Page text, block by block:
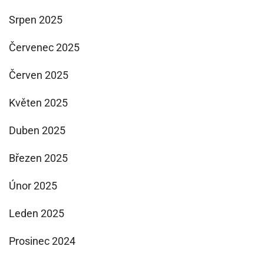
Srpen 2025
Červenec 2025
Červen 2025
Květen 2025
Duben 2025
Březen 2025
Únor 2025
Leden 2025
Prosinec 2024